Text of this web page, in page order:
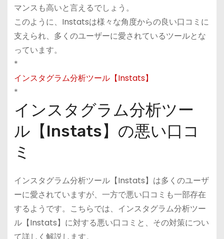
マンスも高いと言えるでしょう。
このように、Instatsは様々な角度からの良い口コミに
支えられ、多くのユーザーに愛されているツールとな
っています。
*
インスタグラム分析ツール【Instats】
*
インスタグラム分析ツー
ル【Instats】の悪い口コ
ミ
インスタグラム分析ツール【Instats】は多くのユーザ
ーに愛されていますが、一方で悪い口コミも一部存在
するようです。こちらでは、インスタグラム分析ツー
ル【Instats】に対する悪い口コミと、その対策につい
て詳しく解説します。